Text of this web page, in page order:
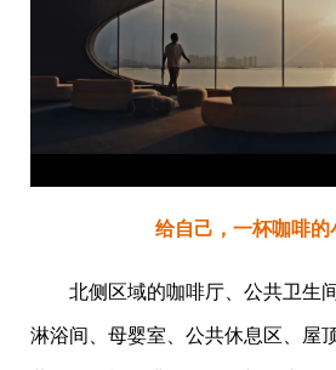
给自己，一杯咖啡的
北侧区域的咖啡厅、公共卫生间
淋浴间、母婴室、公共休息区、